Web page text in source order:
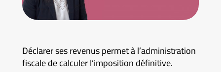
Déclarer ses revenus permet à l’administration
fiscale de calculer l’imposition définitive.